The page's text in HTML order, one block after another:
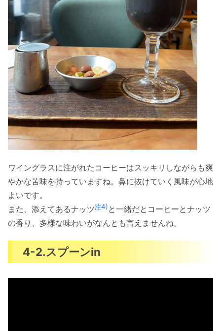
ワイングラスに注がれたコーヒーはスッキリしながらも爽
やかな苦味を持っていますね。鼻に抜けていく風味が心地
よいです。
また、添えてあるナッツ注4)と一緒だとコーヒーとナッツ
の香り、多様な味わいがなんとも言えませんね。
4-2.スプーンin